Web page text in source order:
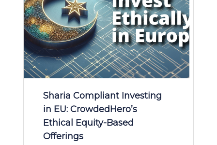
Sharia Compliant Investing
in EU: CrowdedHero’s
Ethical Equity-Based
Offerings